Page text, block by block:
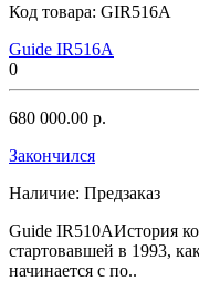
Код товара: GIR516A
Guide IR516A
0
680 000.00 р.
Закончился
Наличие: Предзаказ
Guide IR510AИстория
стартовавшей в 1993,
начинается с по..